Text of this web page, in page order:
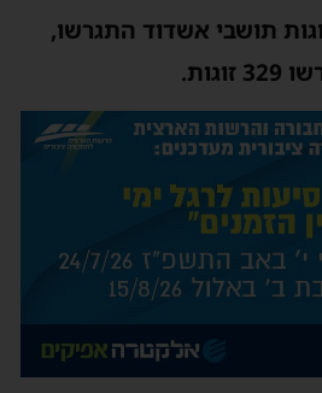
2022 – 328 זוגות תושבי אשדוד התגרשו,